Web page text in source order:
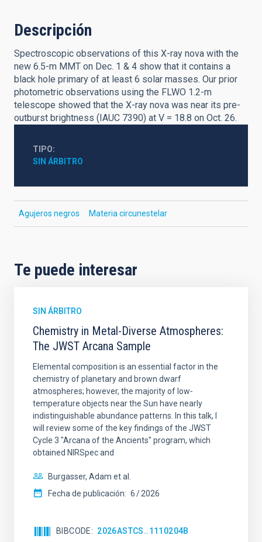
Descripción
Spectroscopic observations of this X-ray nova with the
new 6.5-m MMT on Dec. 1 & 4 show that it contains a
black hole primary of at least 6 solar masses. Our prior
photometric observations using the FLWO 1.2-m
telescope showed that the X-ray nova was near its pre-
outburst brightness (IAUC 7390) at V = 18.8 on Oct. 26.
TIPO
SIN ÁRBITRO
Agujeros negros Materia circunestelar
Te puede interesar
SIN ÁRBITRO
Chemistry in Metal-Diverse Atmospheres:
The JWST Arcana Sample
Elemental composition is an essential factor in the
chemistry of planetary and brown dwarf
atmospheres; however, the majority of low-
temperature objects near the Sun have nearly
indistinguishable abundance patterns. In this talk, I
will review some of the key findings of the JWST
Cycle 3 "Arcana of the Ancients" program, which
obtained NIRSpec and
Burgasser, Adam et al.
Fecha de publicación: 6 2026
BIBCODE 2026ASTCS..1110204B